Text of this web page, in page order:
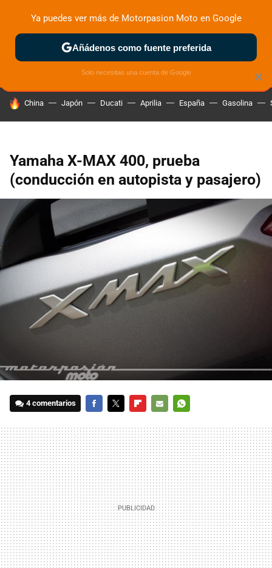
ZONA DE PRUEBAS DEPORTIVAS MOTOS ELÉCTRICAS
HOY SE HABLA DE
China Japón Ducati Aprilia España Gasolina
Yamaha X-MAX 400, prueba
(conducción en autopista y pasajero)
4 comentarios
MAIL
×
Ya puedes ver más de Motorpasion Moto en Google
Añádenos como fuente preferida
Solo necesitas una cuenta de Google